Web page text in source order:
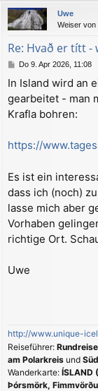
Uwe
Weiser von
Re: Hvað er títt -
B
i
t
a
Do 9. Apr 2026, 11:08
In Island wird an
gearbeitet - man
Krafla bohren:
https://
Es ist ein
dass ich (noch)
lasse mich aber
Vorhaben
richtige Ort.
Uwe
http://www.unique-
Reiseführer:
am Polarkreis und
Wanderkarte: ÍSLAND
Þórsmörk,